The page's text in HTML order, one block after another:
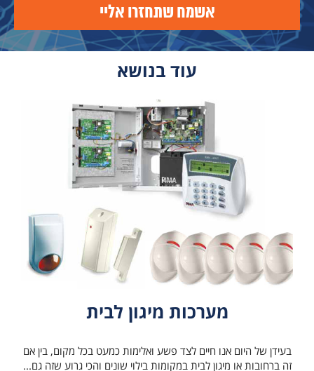
עוד בנושא
מערכות מיגון לבית
בעידן של היום אנו חיים לצד פשע ואלימות כמעט בכל מקום, בין אם
זה ברחובות או מיגון לבית במקומות בילוי שונים והכי גרוע שזה גם...